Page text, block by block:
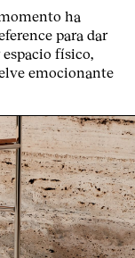
ha
para dar
físico,
emocionante